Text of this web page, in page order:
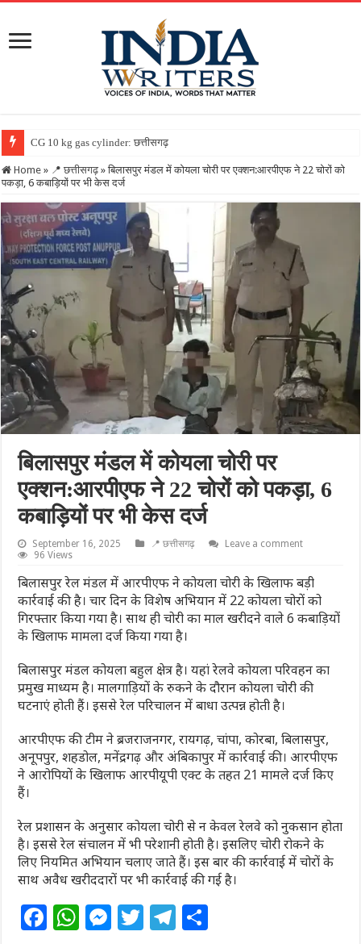
CG 10 kg gas cylinder: छत्तीसगढ़ में पहली बार मिलेगा 10 किलो वा
Home » 📍 छत्तीसगढ़ » बिलासपुर मंडल में कोयला चोरी पर एक्शन:आरपीएफ ने 22 चोरों को
पकड़ा, 6 कबाड़ियों पर भी केस दर्ज
बिलासपुर मंडल में कोयला चोरी पर
एक्शन:आरपीएफ ने 22 चोरों को पकड़ा, 6
कबाड़ियों पर भी केस दर्ज
September 16, 2025 📍 छत्तीसगढ़
Leave a comment
96 Views
बिलासपुर रेल मंडल में आरपीएफ ने कोयला चोरी के खिलाफ बड़ी
कार्रवाई की है। चार दिन के विशेष अभियान में 22 कोयला चोरों को
गिरफ्तार किया गया है। साथ ही चोरी का माल खरीदने वाले 6 कबाड़ियों
के खिलाफ मामला दर्ज किया गया है।
बिलासपुर मंडल कोयला बहुल क्षेत्र है। यहां रेलवे कोयला परिवहन का
प्रमुख माध्यम है। मालगाड़ियों के रुकने के दौरान कोयला चोरी की
घटनाएं होती हैं। इससे रेल परिचालन में बाधा उत्पन्न होती है।
आरपीएफ की टीम ने ब्रजराजनगर, रायगढ़, चांपा, कोरबा, बिलासपुर,
अनूपपुर, शहडोल, मनेंद्रगढ़ और अंबिकापुर में कार्रवाई की। आरपीएफ
ने आरोपियों के खिलाफ आरपीयूपी एक्ट के तहत 21 मामले दर्ज किए
हैं।
रेल प्रशासन के अनुसार कोयला चोरी से न केवल रेलवे को नुकसान होता
है। इससे रेल संचालन में भी परेशानी होती है। इसलिए चोरी रोकने के
लिए नियमित अभियान चलाए जाते हैं। इस बार की कार्रवाई में चोरों के
साथ अवैध खरीददारों पर भी कार्रवाई की गई है।
F W M T T